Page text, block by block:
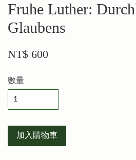
Fruhe Luther:
Glaubens
NT$ 600
數量
加入購物車